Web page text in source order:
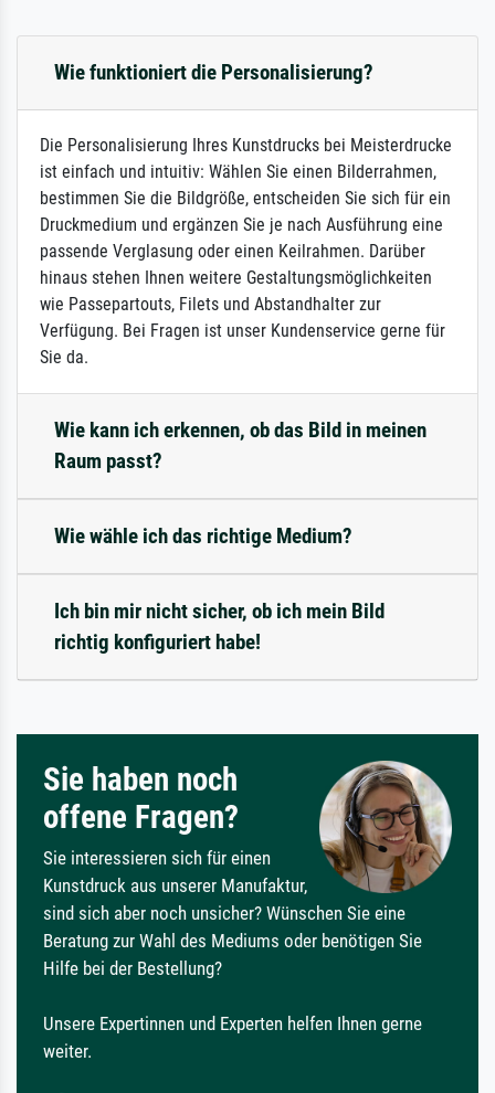
Wie funktioniert die Personalisierung?
Die Personalisierung Ihres Kunstdrucks bei Meisterdrucke
ist einfach und intuitiv: Wählen Sie einen Bilderrahmen,
bestimmen Sie die Bildgröße, entscheiden Sie sich für ein
Druckmedium und ergänzen Sie je nach Ausführung eine
passende Verglasung oder einen Keilrahmen. Darüber
hinaus stehen Ihnen weitere Gestaltungsmöglichkeiten
wie Passepartouts, Filets und Abstandhalter zur
Verfügung. Bei Fragen ist unser Kundenservice gerne für
Sie da.
Wie kann ich erkennen, ob das Bild in meinen
Raum passt?
Wie wähle ich das richtige Medium?
Ich bin mir nicht sicher, ob ich mein Bild
richtig konfiguriert habe!
Sie haben noch
offene Fragen?
Sie interessieren sich für einen
Kunstdruck aus unserer Manufaktur,
sind sich aber noch unsicher? Wünschen Sie eine
Beratung zur Wahl des Mediums oder benötigen Sie
Hilfe bei der Bestellung?
Unsere Expertinnen und Experten helfen Ihnen gerne
weiter.